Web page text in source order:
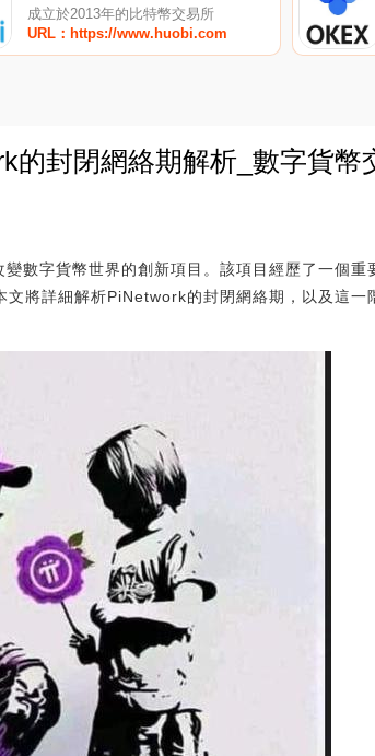
成立於2013年的比特幣交易所
URL：https://www.huobi.com
的封閉網絡期解析_數字貨幣
數字貨幣世界的創新項目。該項目經歷了一個
將詳細解析PiNetwork的封閉網絡期，以及這一